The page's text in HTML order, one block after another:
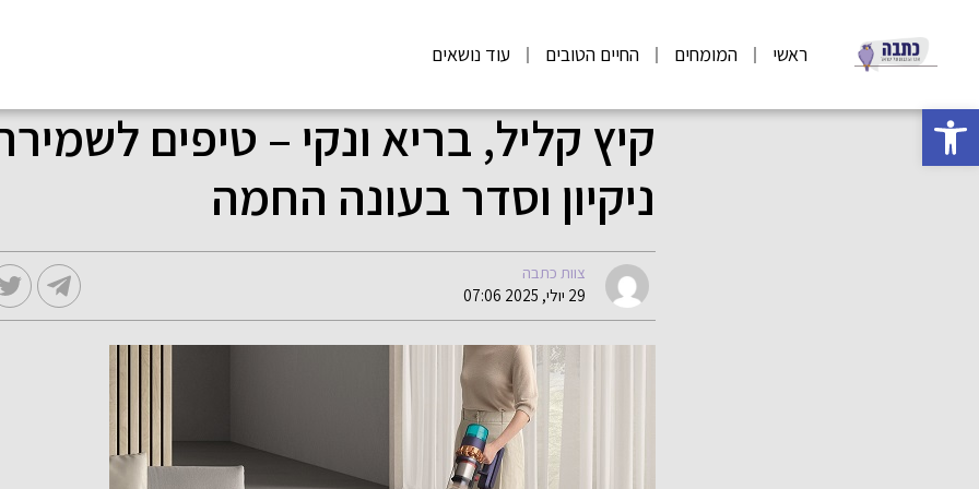
פתח סרגל נגישות
ראשי המומחים החיים הטובים עוד נושאים
קיץ קליל, בריא ונקי – טיפים
ניקיון וסדר בעונה החמה
צוות כתבה
29 יולי, 2025 07:06